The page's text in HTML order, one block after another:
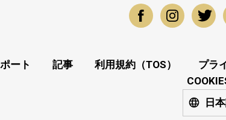
ート 記事 利用規約（TOS） プラ
日